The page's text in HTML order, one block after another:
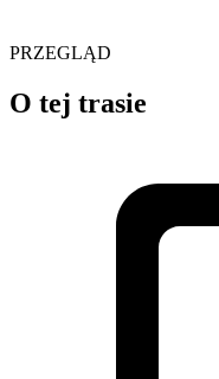
PRZEGLĄD
O tej trasie